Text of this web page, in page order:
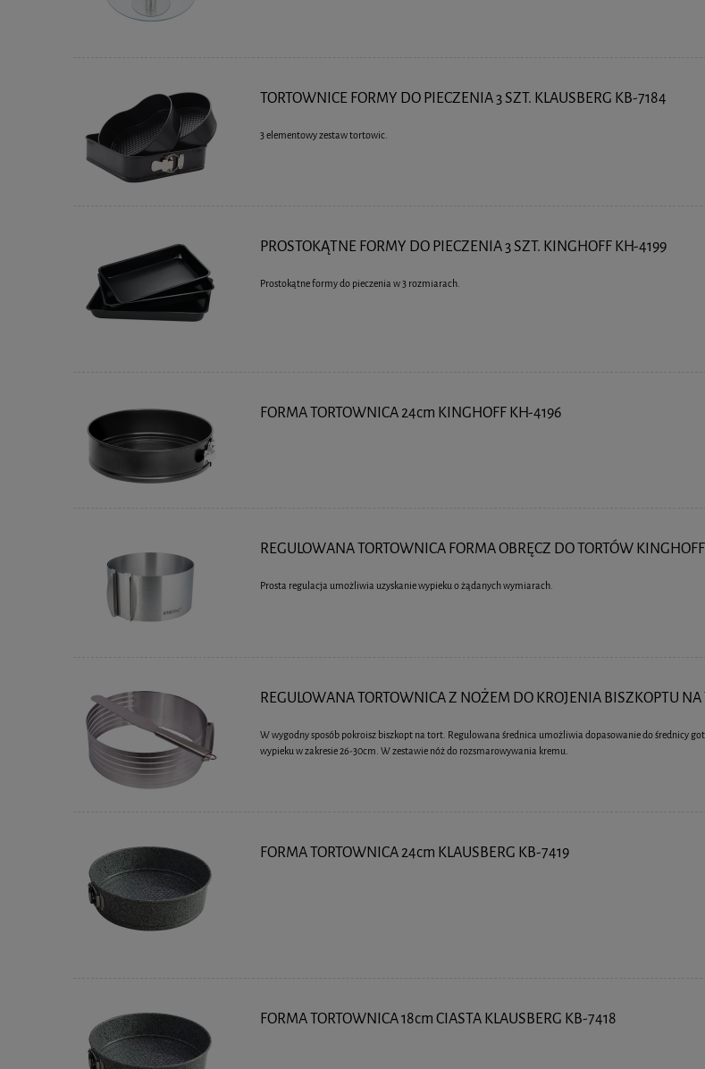
TORTOWNICE FORMY DO PIECZENIA 3 SZT. KLAUSBERG KB-7184
3 elementowy zestaw tortowic.
PROSTOKĄTNE FORMY DO PIECZENIA 3 SZT. KINGHOFF KH-4199
Prostokątne formy do pieczenia w 3 rozmiarach.
FORMA TORTOWNICA 24cm KINGHOFF KH-4196
REGULOWANA TORTOWNICA FORMA OBRĘCZ DO TORTÓW
Prosta regulacja umożliwia uzyskanie wypieku o żądanych wymiarach.
REGULOWANA TORTOWNICA Z NOŻEM DO KROJENIA BISZKOPTU NA
W wygodny sposób pokroisz biszkopt na tort. Regulowana średnica umożliwia dopasowanie do średnicy
wypieku w zakresie 26-30cm. W zestawie nóż do rozsmarowywania kremu.
FORMA TORTOWNICA 24cm KLAUSBERG KB-7419
FORMA TORTOWNICA 18cm CIASTA KLAUSBERG KB-7418